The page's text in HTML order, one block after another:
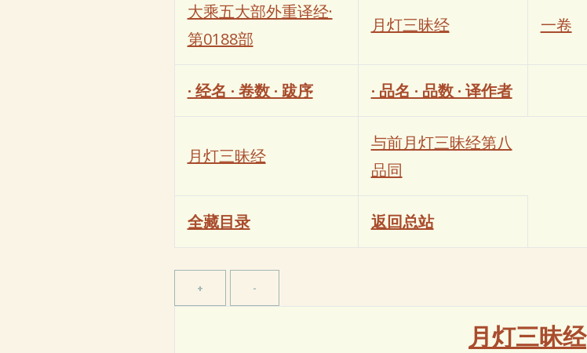
大乘五大部外重译经·
第0188部
月灯三昧经 一卷
· 经名 · 卷数 · 跋序 · 品名 · 品数 · 译作者
月灯三昧经
与前月灯三昧经第八
品同
全藏目录 返回总站
月灯三昧经